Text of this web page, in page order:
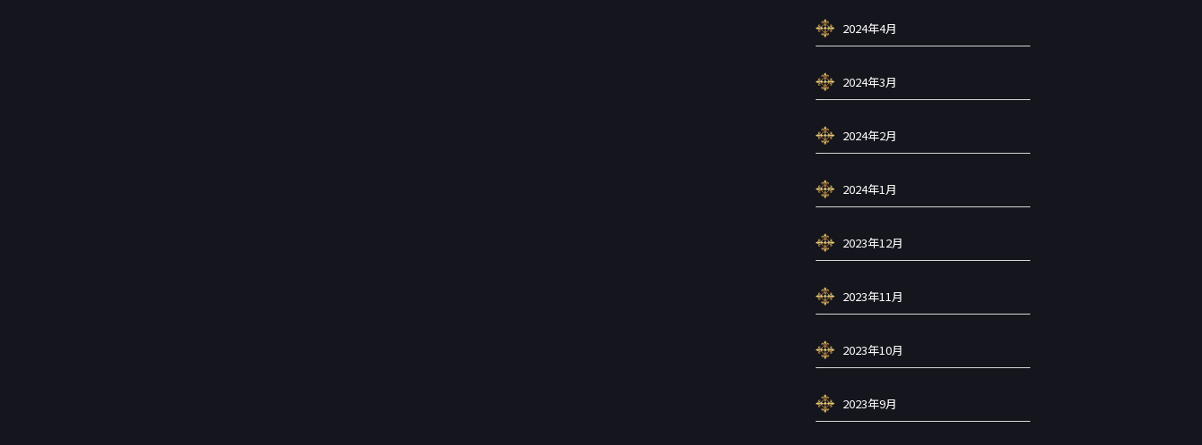
2024年4月
2024年3月
2024年2月
2024年1月
2023年12月
2023年11月
2023年10月
2023年9月